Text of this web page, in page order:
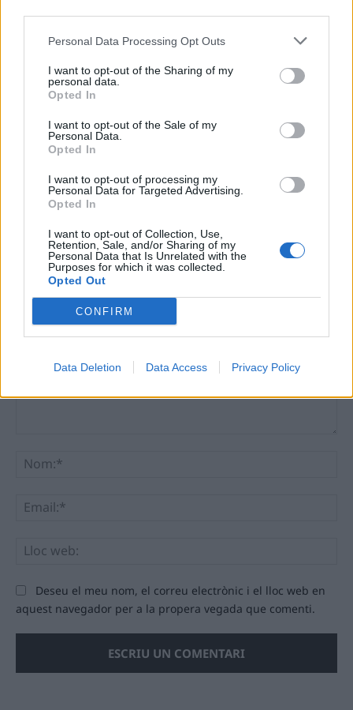
Personal Data Processing Opt Outs
I want to opt-out of the Sharing of my
personal data.
Opted In
I want to opt-out of the Sale of my
Personal Data.
Opted In
I want to opt-out of processing my
Personal Data for Targeted Advertising.
Opted In
I want to opt-out of Collection, Use,
Retention, Sale, and/or Sharing of my
Personal Data that Is Unrelated with the
Purposes for which it was collected.
Opted Out
CONFIRM
Data Deletion Data Access Privacy Policy
tortosí que va sobreviure als camps de
Història
Jornada d’estudi sobre la Guerra Civil:
9 d'abril de 2025
DEIXA UNA RESPOSTA
Deseu el meu nom, el correu electrònic i el lloc web en
aquest navegador per a la propera vegada que comenti.